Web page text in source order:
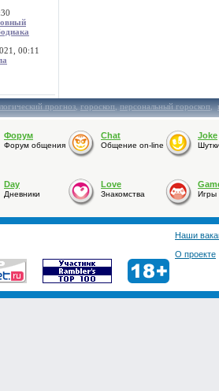
00:11
прогноз,гороскоп,персональный гороскоп,
Форум
Форум общения
Chat
Общение on-line
Joke
Day
Дневники
Love
Знакомства Игры
Наши
О проекте